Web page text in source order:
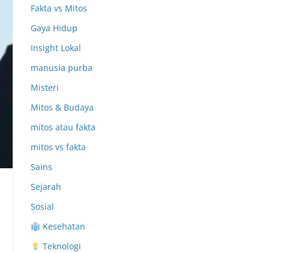
Fakta vs Mitos
Gaya Hidup
Insight Lokal
manusia purba
Misteri
Mitos & Budaya
mitos atau fakta
mitos vs fakta
Sains
Sejarah
Sosial
Kesehatan
Teknologi